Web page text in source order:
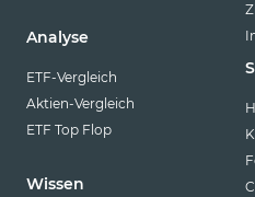
Analyse
ETF-Vergleich
Aktien-Vergleich
ETF Top Flop
Wissen